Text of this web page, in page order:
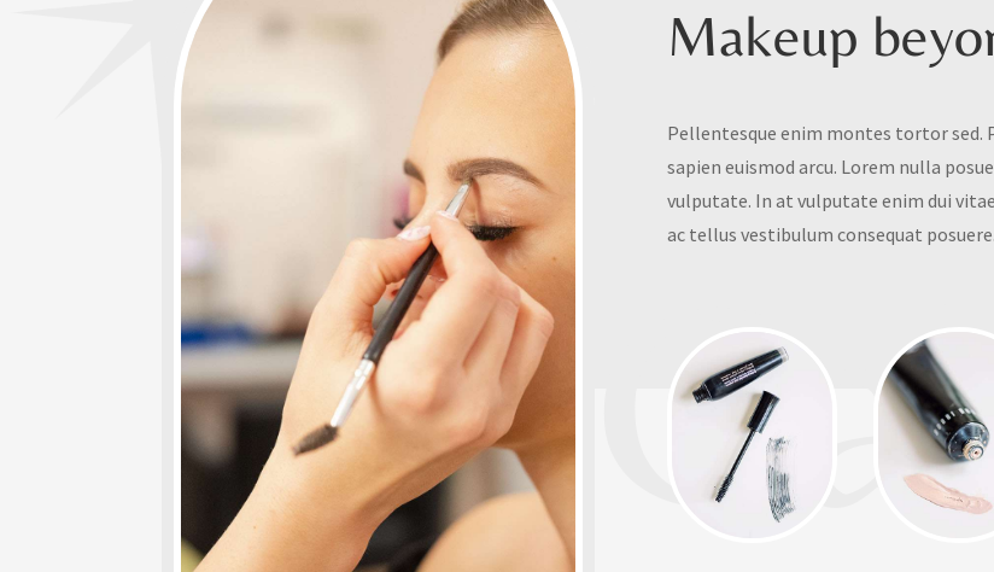
Makeup
Pellentesque enim montes tortor sed.
sapien euismod arcu. Lorem nulla
vulputate. In at vulputate enim dui
ac tellus vestibulum consequat